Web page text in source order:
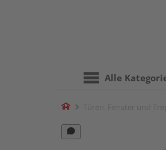
Alle
Home